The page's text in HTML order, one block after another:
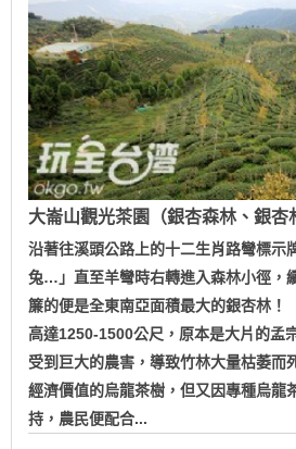
大崙山觀光茶園（銀杏森林、銀杏
沿著往溪頭公路上的十二生肖路彎標示
兔…」直至羊彎時右轉進入森林小徑，
簾的便是全東南亞面積最大的銀杏林
高達1250-1500公尺，原本是大片的孟
受到巨大的農害，導致竹林大量枯萎而
經濟價值的烏龍茶樹，但又因專種烏龍
持，農民便配合...